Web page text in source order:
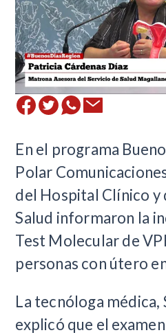
​En el programa
Polar
del Hospital Clínico y
Salud informaron la
Test Molecular de
personas con útero
La tecnóloga médica,
explicó que el